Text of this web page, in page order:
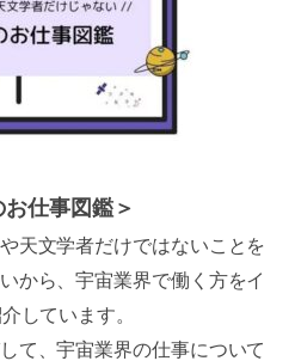
お仕事図鑑＞
天文学者だけではないことを
から、宇宙業界で働く方をイ
しています。
て、宇宙業界の仕事について